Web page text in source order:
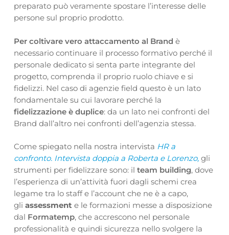
preparato può veramente spostare l’interesse delle
persone sul proprio prodotto.
Per coltivare vero attaccamento al Brand è
necessario continuare il processo formativo perché il
personale dedicato si senta parte integrante del
progetto, comprenda il proprio ruolo chiave e si
fidelizzi. Nel caso di agenzie field questo è un lato
fondamentale su cui lavorare perché la
fidelizzazione è duplice: da un lato nei confronti del
Brand dall’altro nei confronti dell’agenzia stessa.
Come spiegato nella nostra intervista HR a
confronto. Intervista doppia a Roberta e Lorenzo,gli
strumenti per fidelizzare sono: il team building, dove
l’esperienza di un’attività fuori dagli schemi crea
legame tra lo staff e l’account che ne è a capo,
gli assessment e le formazioni messe a disposizione
dal Formatemp, che accrescono nel personale
professionalità e quindi sicurezza nello svolgere la